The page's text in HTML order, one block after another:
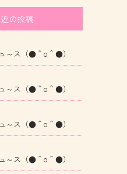
の投稿
～ス（●＾o＾●）
～ス（●＾o＾●）
～ス（●＾o＾●）
～ス（●＾o＾●）